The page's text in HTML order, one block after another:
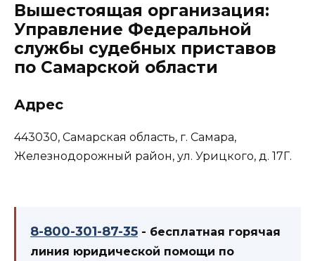
Вышестоящая организация:
Управление Федеральной
службы судебных приставов
по Самарской области
Адрес
443030, Самарская область, г. Самара,
Железнодорожный район, ул. Урицкого, д. 17Г.
8-800-301-87-35 - бесплатная горячая
линия юридической помощи по